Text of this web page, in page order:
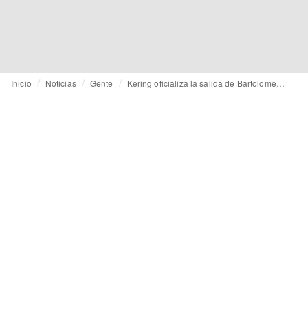
Inicio Noticias Gente